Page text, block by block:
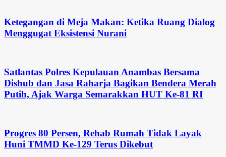
Ketegangan di Meja Makan: Ketika Ruang Dialog
Menggugat Eksistensi Nurani
Satlantas Polres Kepulauan Anambas Bersama
Dishub dan Jasa Raharja Bagikan Bendera Merah
Putih, Ajak Warga Semarakkan HUT Ke-81 RI
Progres 80 Persen, Rehab Rumah Tidak Layak
Huni TMMD Ke-129 Terus Dikebut